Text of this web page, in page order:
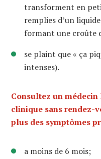
transforment en
remplies d’un
formant une croûte
se plaint que « ça
intenses).
Consultez un
clinique sans rendez-
plus des symptômes
a moins de 6 mois;